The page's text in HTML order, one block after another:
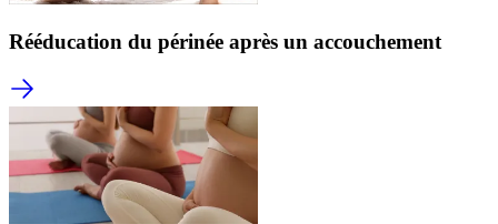
Rééducation du périnée après un accouchement